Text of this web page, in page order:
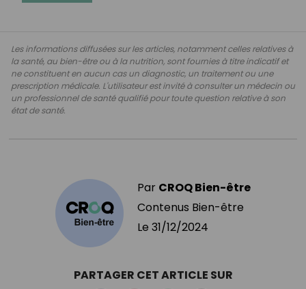
Les informations diffusées sur les articles, notamment celles relatives à
la santé, au bien-être ou à la nutrition, sont fournies à titre indicatif et
ne constituent en aucun cas un diagnostic, un traitement ou une
prescription médicale. L'utilisateur est invité à consulter un médecin ou
un professionnel de santé qualifié pour toute question relative à son
état de santé.
Par CROQ Bien-être
Contenus Bien-être
Le 31/12/2024
PARTAGER CET ARTICLE SUR